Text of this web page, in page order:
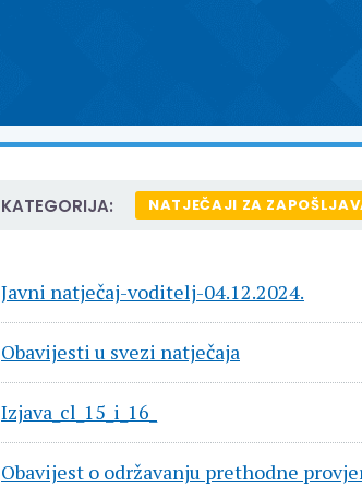
KATEGORIJA: NATJEČAJI ZA
Javni natječaj-voditelj-04.12.2024.
Obavijesti u svezi natječaja
Izjava_cl_15_i_16_
Obavijest o održavanju prethodne